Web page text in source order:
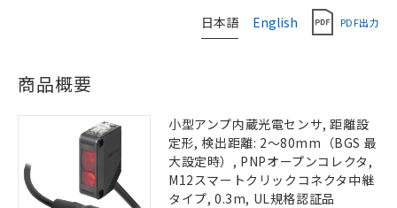
日本語 English PDF出力
商品概要
小型アンプ内蔵光電センサ, 距離設
定形, 検出距離: 2～80mm（BGS 最
大設定時）, PNPオープンコレクタ,
M12スマートクリックコネクタ中継
タイプ, 0.3m, UL規格認証品